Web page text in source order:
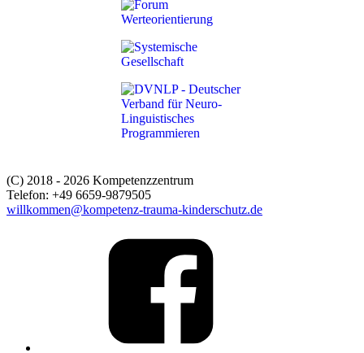
(C) 2018 - 2026 Kompetenzzentrum
Telefon: +49 6659-9879505
willkommen@kompetenz-trauma-kinderschutz.de